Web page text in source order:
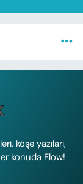
köşe yazıları,
konuda Flow!